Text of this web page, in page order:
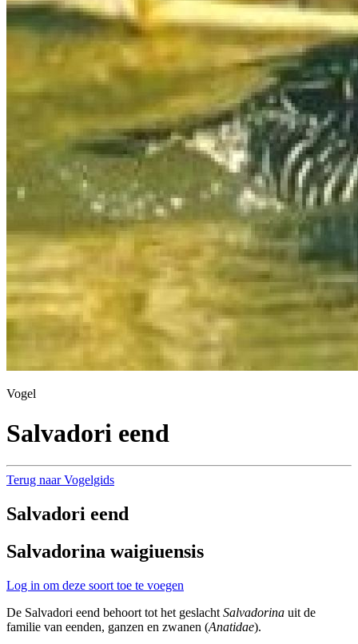
Vogel
Salvadori eend
Terug naar Vogelgids
Salvadori eend
Salvadorina waigiuensis
Log in om deze soort toe te voegen
De Salvadori eend behoort tot het geslacht Salvadorina uit de
familie van eenden, ganzen en zwanen (Anatidae).